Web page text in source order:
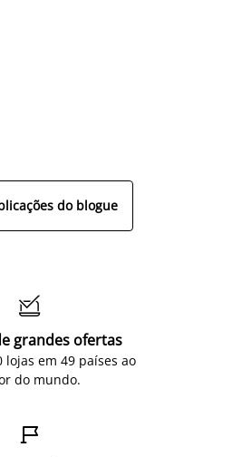
do blogue

grandes ofertas
lojas em 49 países ao
do mundo.
